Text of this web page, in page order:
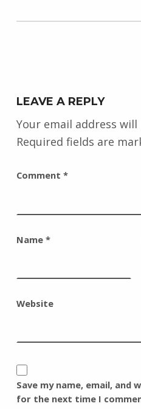
LEAVE A REPLY
Your email address
Required fields are
Comment *
Name *
Website
Save my name, email, and
for the next time I